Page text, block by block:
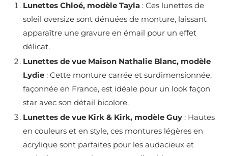
Lunettes Chloé, modèle Tayla : Ces lunettes de
soleil oversize sont dénuées de monture, laissant
apparaître une gravure en émail pour un effet
délicat.
Lunettes de vue Maison Nathalie Blanc, modèle
Lydie : Cette monture carrée et surdimensionnée,
façonnée en France, est idéale pour un look façon
star avec son détail bicolore.
Lunettes de vue Kirk & Kirk, modèle Guy : Hautes
en couleurs et en style, ces montures légères en
acrylique sont parfaites pour les audacieux et